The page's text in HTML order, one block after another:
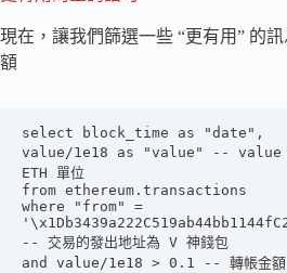
現在，讓我們篩選一些 “更有用” 的
額
select block_time as "date",
value/1e18 as "value" -- value 字
ETH 單位
from ethereum.transactions
where "from" =
-- 交易的發出地址為 V 神錢包
and value/1e18 > 0.1 -- 轉帳金